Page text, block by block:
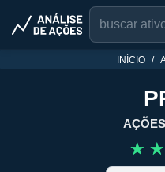
INÍCIO
☆ ☆